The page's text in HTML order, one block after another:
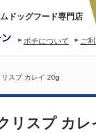
ドッグフード専門店
ご
ポチについて
スプ カレイ 20g
リスプ カレ